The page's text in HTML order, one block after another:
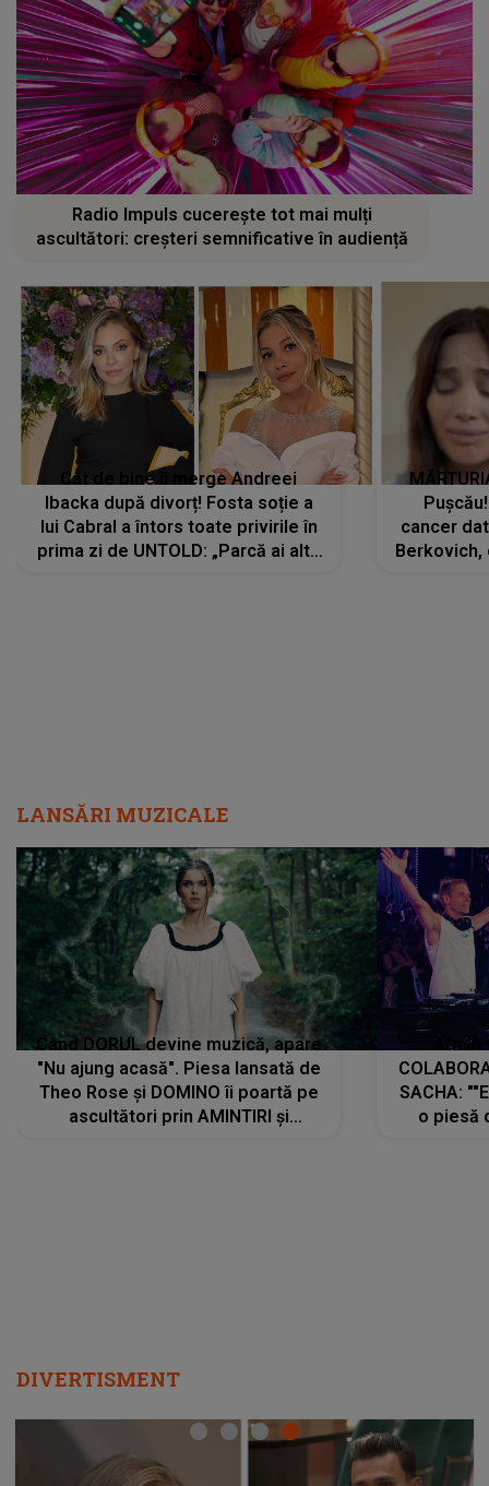
Radio Impuls cucerește tot mai mulți
ascultători: creșteri semnificative în audiență
Cât de bine îi merge Andreei
Ibacka după divorț! Fosta soție a
lui Cabral a întors toate privirile în
prima zi de UNTOLD: „Parcă ai altă
cancer
LANSĂRI MUZICALE
Când DORUL devine muzică, apare
"Nu ajung acasă". Piesa lansată de
Theo Rose și DOMINO îi poartă pe
ascultători prin AMINTIRI și
SACHA:
o piesă
DIVERTISMENT